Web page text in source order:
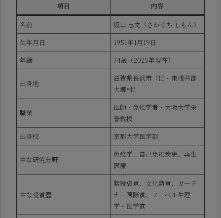
項目
内容
名前
坂口 志文（さかぐち しもん）
生年月日
1951年1月19日
年齢
74歳（2025年現在）
出身地
滋賀県長浜市（旧・東浅井郡
大郷村）
職業
医師・免疫学者・大阪大学栄
誉教授
出身校
京都大学医学部
主な研究分野
免疫学、自己免疫疾患、再生
医療
主な受賞歴
紫綬褒章、文化勲章、ガード
ナー国際賞、ノーベル生理
学・医学賞